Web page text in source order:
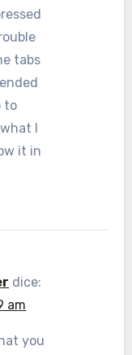
tabs
to
I
it in
dice:
am
you